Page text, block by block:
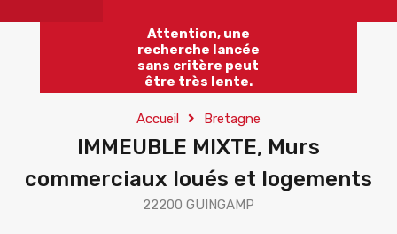
Attention, une
recherche lancée
sans critère peut
être très lente.
Accueil Bretagne
IMMEUBLE MIXTE, Murs
commerciaux loués et logements
22200 GUINGAMP